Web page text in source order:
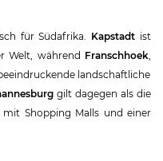
für Südafrika. Kapstadt ist
Welt, während Franschhoek,
landschaftliche
gilt dagegen als die
Shopping Malls und einer